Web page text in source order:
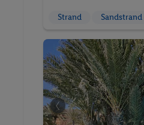
Strand Sandstrand